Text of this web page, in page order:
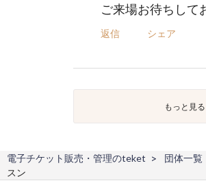
ご来場お待ちして
返信 シェア
もっと見る
電子チケット販売・管理のteket 団体一覧
スン